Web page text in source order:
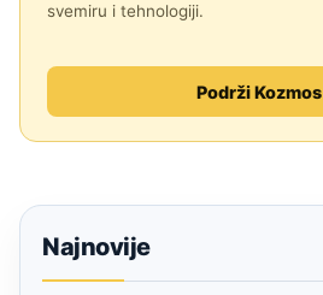
svemiru i tehnologiji.
Podrži Kozmos
Najnovije